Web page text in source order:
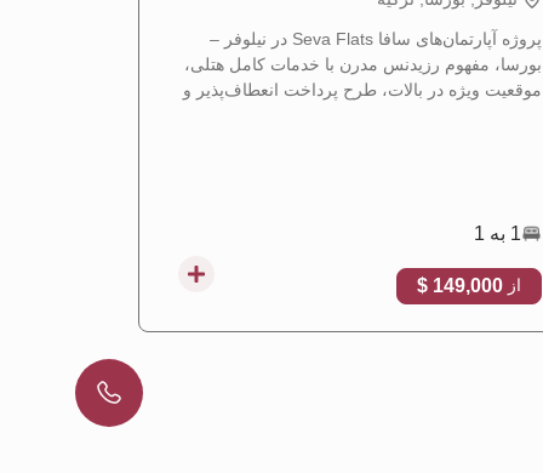
پروژه آپارتمان‌های سافا Seva Flats در نیلوفر –
بورسا، مفهوم رزیدنس مدرن با خدمات کامل هتلی،
موقعیت ویژه در بالات، طرح پرداخت انعطاف‌پذیر و
1 به 1
از 149,000 $